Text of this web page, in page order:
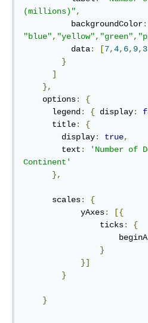
(millions)",
          backgroundColor
:
"blue", "yellow", "green",
          data
: [7,4, 6, 9, 3
}
]
},
    options
:
{
      legend
: { display:
      title
:
{
        display
: true,
        text
:
'Number of
Continent'
},
      scales
:
{
            yAxes
:
[{
                ticks
:
{
}
}]
}
}